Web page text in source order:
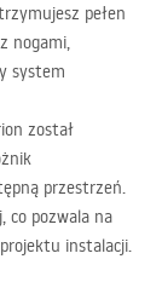
pełen
nogami,
system
został
przestrzeń.
co pozwala na
instalacji.